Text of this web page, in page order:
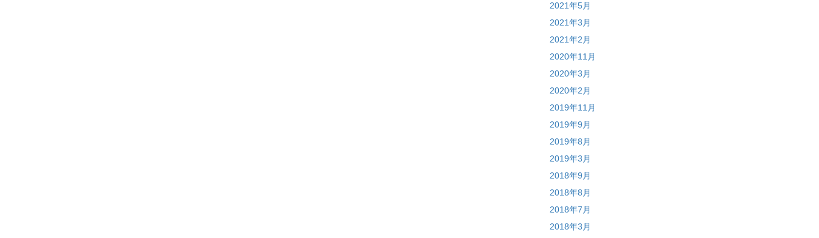
2021年5月
2021年3月
2021年2月
2020年11月
2020年3月
2020年2月
2019年11月
2019年9月
2019年8月
2019年3月
2018年9月
2018年8月
2018年7月
2018年3月